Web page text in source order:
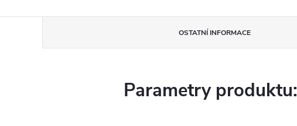
OSTATNÍ INFORMACE
Parametry produktu: